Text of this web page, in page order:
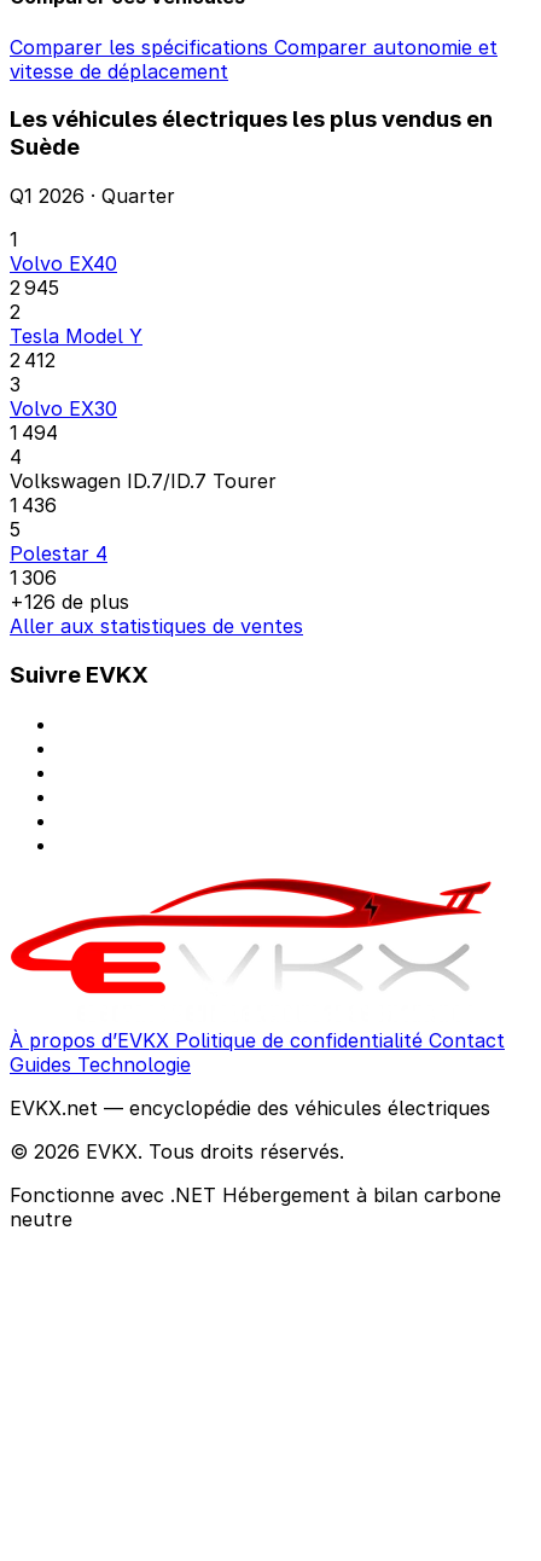
Comparer les spécifications Comparer autonomie et
vitesse de déplacement
Les véhicules électriques les plus vendus en
Suède
Q1 2026 · Quarter
1
Volvo EX40
2 945
2
Tesla Model Y
2 412
3
Volvo EX30
1 494
4
Volkswagen ID.7/ID.7 Tourer
1 436
5
Polestar 4
1 306
+126 de plus
Aller aux statistiques de ventes
Suivre EVKX
À propos d’EVKX Politique de confidentialité Contact
Guides Technologie
EVKX.net — encyclopédie des véhicules électriques
© 2026 EVKX. Tous droits réservés.
Fonctionne avec .NET Hébergement à bilan carbone
neutre